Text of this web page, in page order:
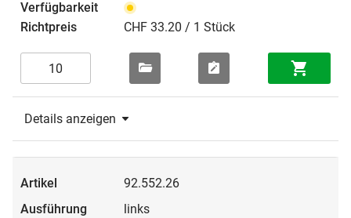
CHF 33.20 / 1 Stück
Details anzeigen
92.552.26
links